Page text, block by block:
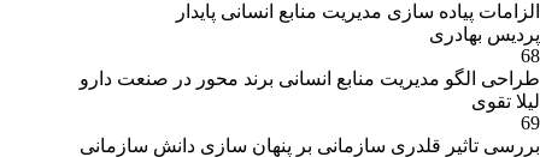
الزامات پیاده سازی مدیریت منابع انسانی پایدار
پردیس بهادری
68
طراحی الگو مدیریت منابع انسانی برند محور در صنعت دارو
لیلا تقوی
69
بررسی تاثیر قلدری سازمانی بر پنهان سازی دانش سازمانی